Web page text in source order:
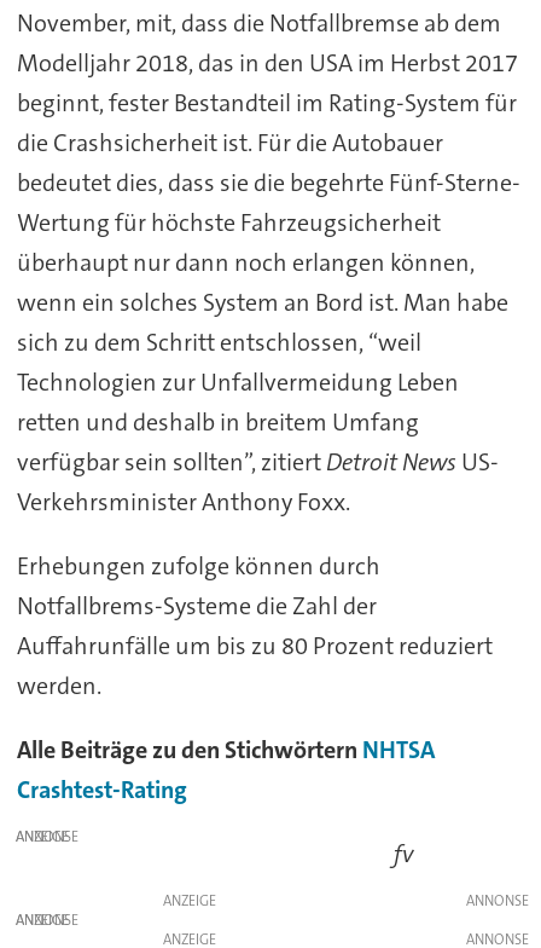
November, mit, dass die Notfallbremse ab dem
Modelljahr 2018, das in den USA im Herbst 2017
beginnt, fester Bestandteil im Rating-System für
die Crashsicherheit ist. Für die Autobauer
bedeutet dies, dass sie die begehrte Fünf-Sterne-
Wertung für höchste Fahrzeugsicherheit
überhaupt nur dann noch erlangen können,
wenn ein solches System an Bord ist. Man habe
sich zu dem Schritt entschlossen, “weil
Technologien zur Unfallvermeidung Leben
retten und deshalb in breitem Umfang
verfügbar sein sollten”, zitiertDetroit News US-
Verkehrsminister Anthony Foxx.
Erhebungen zufolge können durch
Notfallbrems-Systeme die Zahl der
Auffahrunfälle um bis zu 80 Prozent reduziert
werden.
Alle Beiträge zu den Stichwörtern NHTSA
Crashtest-Rating
ANZEIGE
fv
ANZEIGE
ANZEIGE
ANZEIGE